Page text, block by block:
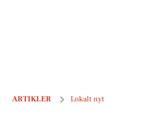
ARTIKLER Lokalt nyt
Mød dine naboer - bliv portrætteret på